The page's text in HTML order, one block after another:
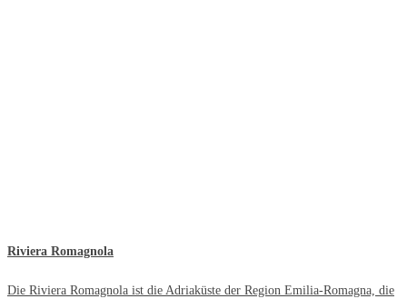
Riviera Romagnola
Die Riviera Romagnola ist die Adriaküste der Region Emilia-Romagna, die